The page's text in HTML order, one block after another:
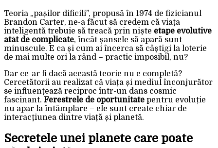
Teoria „pașilor dificili”, propusă în 1974 de fizicianul
Brandon Carter, ne-a făcut să credem că viața
inteligentă trebuie să treacă prin niște etape evolutive
atât de complicate, încât șansele să apară sunt
minuscule. E ca și cum ai încerca să câștigi la loterie
de mai multe ori la rând – practic imposibil, nu?
Dar ce-ar fi dacă această teorie nu e completă?
Cercetătorii au realizat că viața și mediul înconjurător
se influențează reciproc într-un dans cosmic
fascinant. Ferestrele de oportunitate pentru evoluție
nu apar la întâmplare – ele sunt create chiar de
interacțiunea dintre viață și planetă.
Secretele unei planete care poate